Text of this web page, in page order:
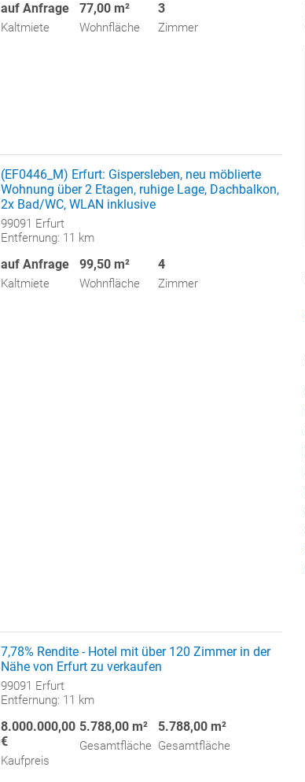
auf Anfrage
Kaltmiete
77,00 m²
Wohnfläche
3
Zimmer
(EF0446_M) Erfurt: Gispersleben, neu möblierte
Wohnung über 2 Etagen, ruhige Lage, Dachbalkon,
2x Bad/WC, WLAN inklusive
99091 Erfurt
Entfernung: 11 km
auf Anfrage
Kaltmiete
99,50 m²
Wohnfläche
4
Zimmer
7,78% Rendite - Hotel mit über 120 Zimmer in der
Nähe von Erfurt zu verkaufen
99091 Erfurt
Entfernung: 11 km
8.000.000,00
€
Kaufpreis
5.788,00 m²
Gesamtfläche
5.788,00 m²
Gesamtfläche